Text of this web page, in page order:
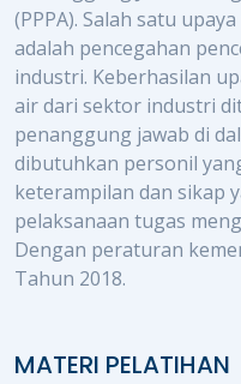
(PPPA). Salah satu
adalah pencegahan
industri. Keberhasilan
air dari sektor industri
penanggung jawab di
dibutuhkan personil
keterampilan dan sikap
pelaksanaan tugas
Dengan peraturan
Tahun 2018.
MATERI PELATIHAN